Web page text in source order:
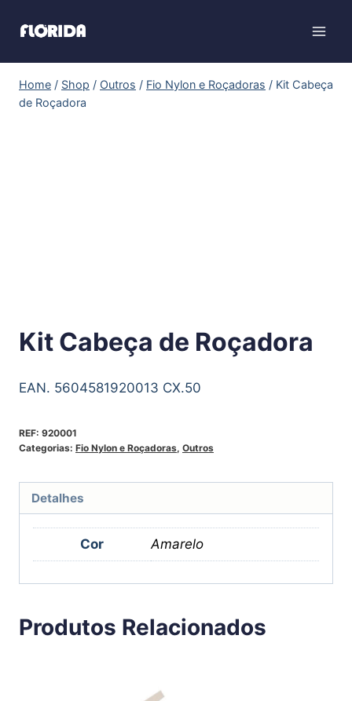
Home / Shop / Outros / Fio Nylon e Roçadoras / Kit Cabeça
de Roçadora
Kit Cabeça de Roçadora
EAN. 5604581920013 CX.50
REF: 920001
Categorias: Fio Nylon e Roçadoras, Outros
Detalhes
Cor Amarelo
Produtos Relacionados